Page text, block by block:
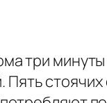
три минуты
стоячих